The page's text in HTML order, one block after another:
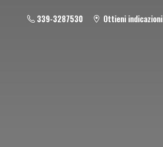
339-3287530 Ottieni indicazioni